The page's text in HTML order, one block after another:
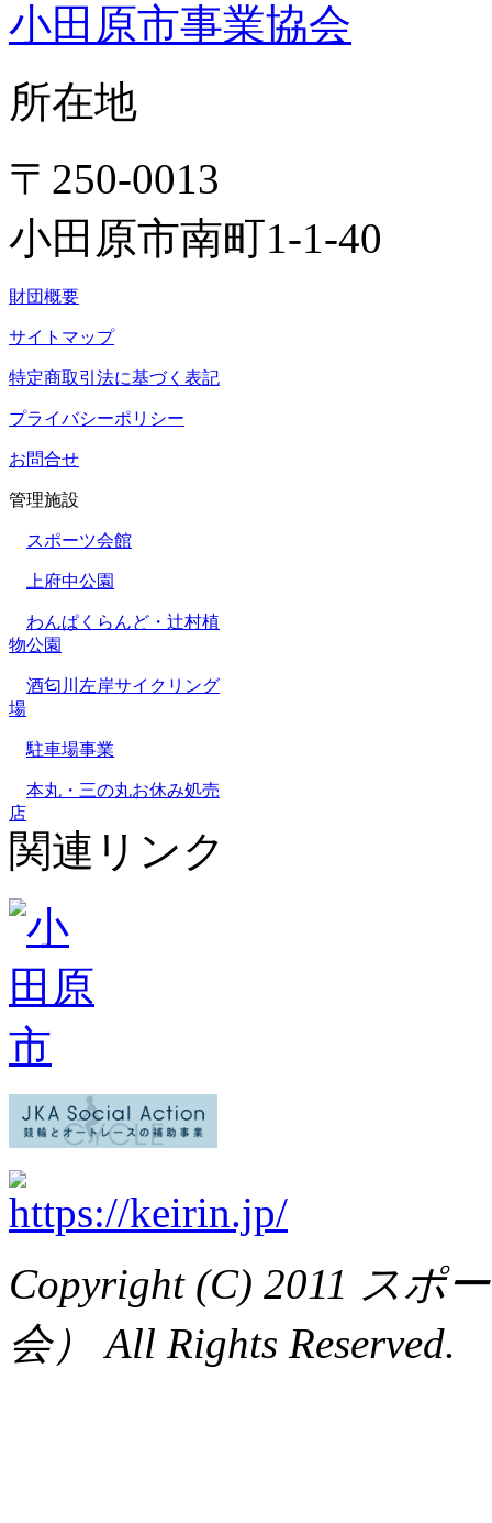
小田原市事業協会
所在地
〒250-0013
小田原市南町1-1-40
財団概要
サイトマップ
特定商取引法に基づく表記
プライバシーポリシー
お問合せ
管理施設
スポーツ会館
上府中公園
わんぱくらんど・辻村植
物公園
酒匂川左岸サイクリング
場
駐車場事業
本丸・三の丸お休み処売
店
関連リンク
Copyright (C) 2011 スポ
会） All Rights Reserved.